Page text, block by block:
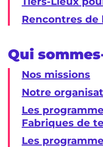
Rencontres de
Qui
Nos missions
Notre
Les
Fabriques de
Les